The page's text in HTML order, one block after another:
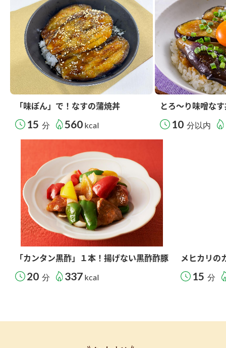
「味ぽん」で！なすの蒲焼丼
15 分 560 kcal
とろ～り味噌な
10 分以内
「カンタン黒酢」１本！揚げない黒酢酢豚
20 分 337 kcal
メヒカリの
15 分